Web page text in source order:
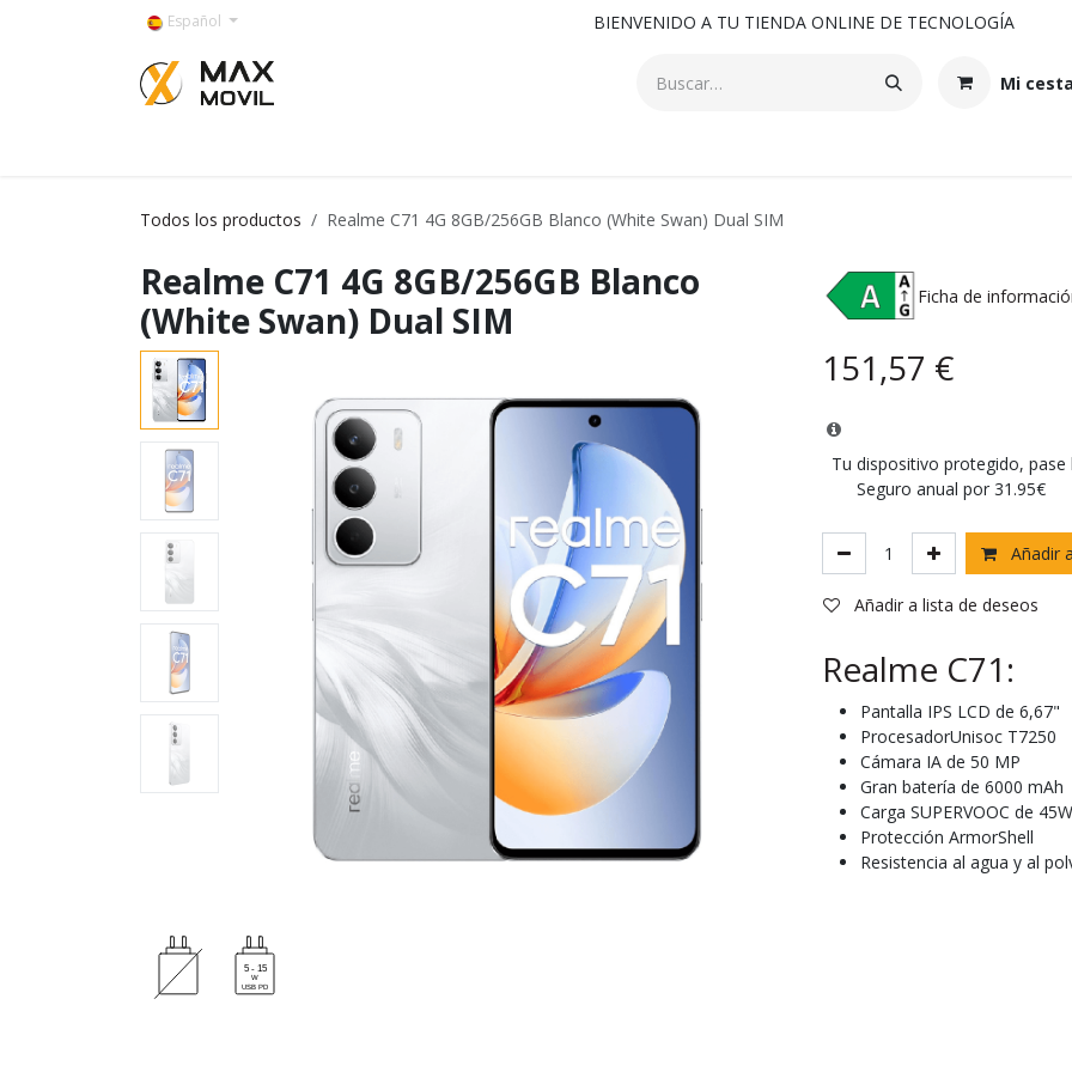
Español BIENVENIDO A TU TIENDA ONLINE DE TECNOLOGÍA
Mi cesta
Todos los productos Realme C71 4G 8GB/256GB Blanco (White Swan) Dual SIM
Realme C71 4G 8GB/256GB Blanco
(White Swan) Dual SIM
Ficha de
151,57 €
Tu dispositivo protegido, pase
Seguro anual por 31.95€
Añadir
Añadir a lista de deseos
Realme C71:
Pantalla IPS LCD de 6,67"
ProcesadorUnisoc T7250
Cámara IA de 50 MP
Gran batería de 6000 mAh
Carga SUPERVOOC de 45W
Protección ArmorShell
Resistencia al agua y al